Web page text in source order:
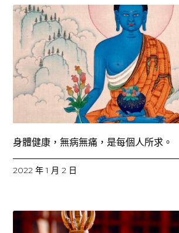
身體健康，無病無痛，是每個人所求。
2022 年 1 月 2 日